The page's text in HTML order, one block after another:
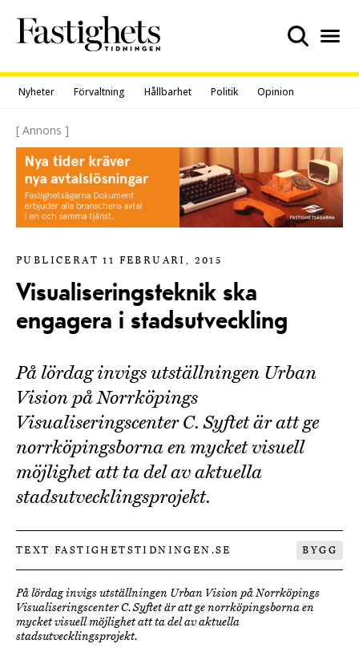
content
Nyheter Förvaltning Hållbarhet Politik Opinion
[ Annons ]
PUBLICERAT 11 FEBRUARI, 2015
Visualiseringsteknik ska
engagera i stadsutveckling
På lördag invigs utställningen Urban
Vision på Norrköpings
Visualiseringscenter C. Syftet är att ge
norrköpingsborna en mycket visuell
möjlighet att ta del av aktuella
stadsutvecklingsprojekt.
TEXT FASTIGHETSTIDNINGEN.SE BYGG
På lördag invigs utställningen Urban Vision på Norrköpings
Visualiseringscenter C. Syftet är att ge norrköpingsborna en
mycket visuell möjlighet att ta del av aktuella
stadsutvecklingsprojekt.